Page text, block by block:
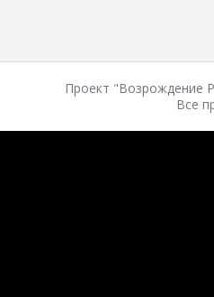
Проект "Возрождение
Все